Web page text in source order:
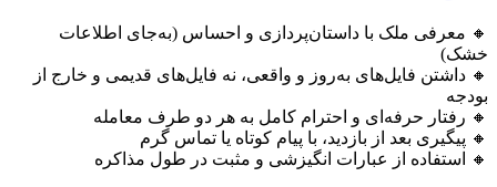
🔸 معرفی ملک با داستان‌پردازی و احساس (به‌جای اطلاعات
خشک)
🔸 داشتن فایل‌های به‌روز و واقعی، نه فایل‌های قدیمی و خارج از
بودجه
🔸 رفتار حرفه‌ای و احترام کامل به هر دو طرف معامله
🔸 پیگیری بعد از بازدید، با پیام کوتاه یا تماس گرم
🔸 استفاده از عبارات انگیزشی و مثبت در طول مذاکره